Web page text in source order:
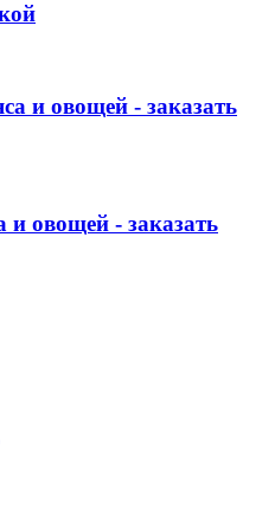
и овощей - заказать
и овощей - заказать